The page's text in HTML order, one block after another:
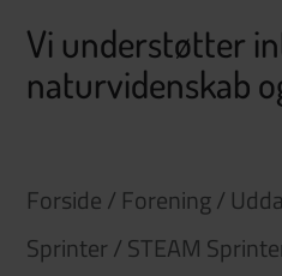
Vi understøtter
naturvidenskab
Forside/ Forening/
Sprinter/STEAM